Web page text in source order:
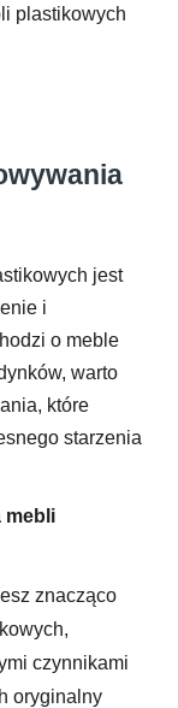
plastikowych
jest
i
o meble
warto
które
starzenia
mebli
znacząco
czynnikami
oryginalny